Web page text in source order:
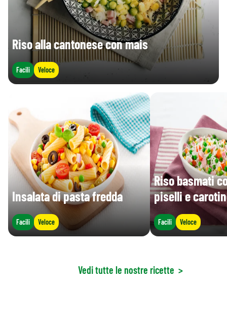
Riso alla cantonese con mais
Facili Veloce
Insalata di pasta fredda
Facili Veloce
Riso basmati
piselli e
Facili Veloce
Vedi tutte le nostre ricette >